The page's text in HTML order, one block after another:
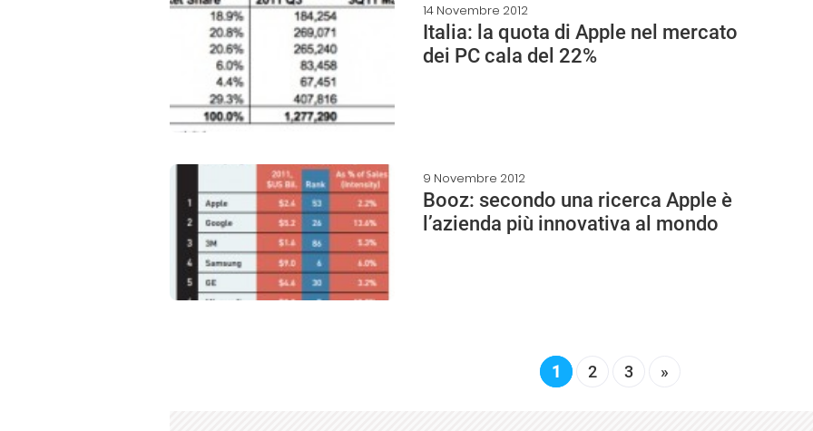
14 Novembre 2012
Italia: la quota di Apple nel mercato
dei PC cala del 22%
9 Novembre 2012
Booz: secondo una ricerca Apple è
l’azienda più innovativa al mondo
1 2 3 »